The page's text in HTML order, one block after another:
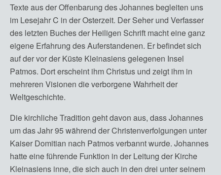
Texte aus der Offenbarung des Johannes begleiten uns
im Lesejahr C in der Osterzeit. Der Seher und Verfasser
des letzten Buches der Heiligen Schrift macht eine ganz
eigene Erfahrung des Auferstandenen. Er befindet sich
auf der vor der Küste Kleinasiens gelegenen Insel
Patmos. Dort erscheint ihm Christus und zeigt ihm in
mehreren Visionen die verborgene Wahrheit der
Weltgeschichte.
Die kirchliche Tradition geht davon aus, dass Johannes
um das Jahr 95 während der Christenverfolgungen unter
Kaiser Domitian nach Patmos verbannt wurde. Johannes
hatte eine führende Funktion in der Leitung der Kirche
Kleinasiens inne, die sich auch in den drei unter seinem